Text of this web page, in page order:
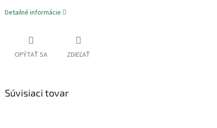
Detailné informácie
OPÝTAŤ SA ZDIEĽAŤ
Súvisiaci tovar